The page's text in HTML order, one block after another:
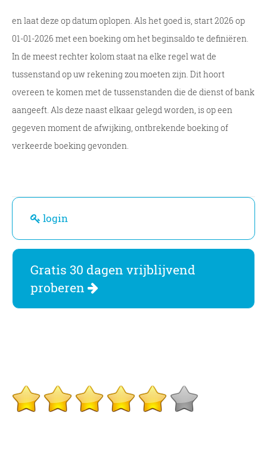
en laat deze op datum oplopen. Als het goed is, start 2026 op
01-01-2026 met een boeking om het beginsaldo te definiëren.
In de meest rechter kolom staat na elke regel wat de
tussenstand op uw rekening zou moeten zijn. Dit hoort
overeen te komen met de tussenstanden die de dienst of bank
aangeeft. Als deze naast elkaar gelegd worden, is op een
gegeven moment de afwijking, ontbrekende boeking of
verkeerde boeking gevonden.
login
Gratis 30 dagen vrijblijvend
proberen